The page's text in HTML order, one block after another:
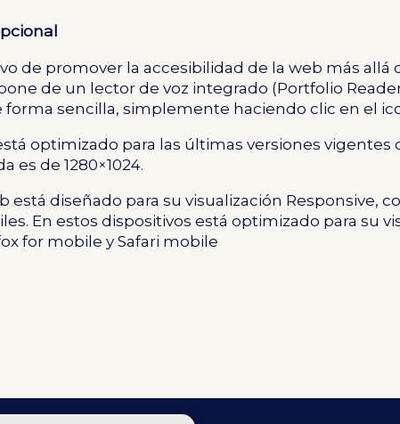
de promover la accesibilidad de la web más
de un lector de voz integrado (Portfolio
forma sencilla, simplemente haciendo clic en el
optimizado para las últimas versiones
es de 1280×1024.
está diseñado para su visualización Responsive,
En estos dispositivos está optimizado para su
for mobile y Safari mobile